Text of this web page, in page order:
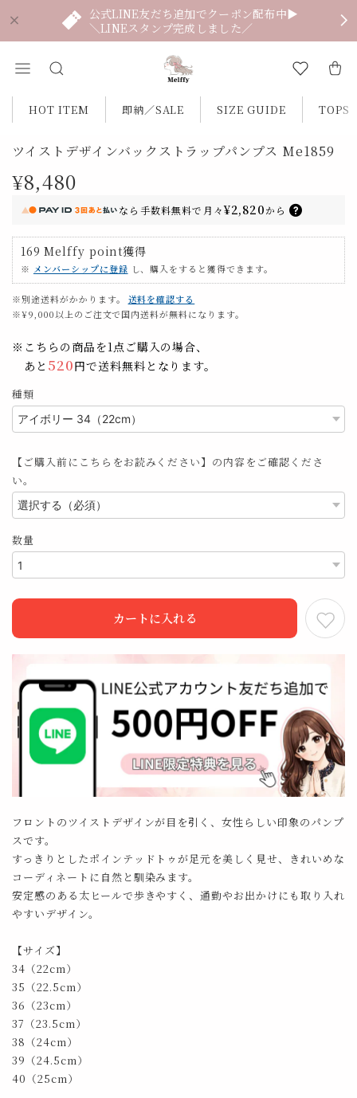
公式LINE友だち追加でクーポン配布中▶
＼LINEスタンプ完成しました／
HOT ITEM 即納／SALE SIZE GUIDE TOPS
ツイストデザインバックストラップパンプス Me1859
¥8,480
なら 手数料無料で 月々¥2,820から
169 Melffy point獲得
※ メンバーシップに登録 し、購入をすると獲得できます。
※別途送料がかかります。
送料を確認する
※¥9,000以上のご注文で国内送料が無料になります。
※こちらの商品を1点ご購入の場合、
あと 520円で送料無料となります。
種類
【ご購入前にこちらをお読みください】の内容をご確認くださ
い。
数量
カートに入れる
フロントのツイストデザインが目を引く、女性らしい印象のパンプ
スです。
すっきりとしたポインテッドトゥが足元を美しく見せ、きれいめな
コーディネートに自然と馴染みます。
安定感のある太ヒールで歩きやすく、通勤やお出かけにも取り入れ
やすいデザイン。
【サイズ】
34（22cm）
35（22.5cm）
36（23cm）
37（23.5cm）
38（24cm）
39（24.5cm）
40（25cm）